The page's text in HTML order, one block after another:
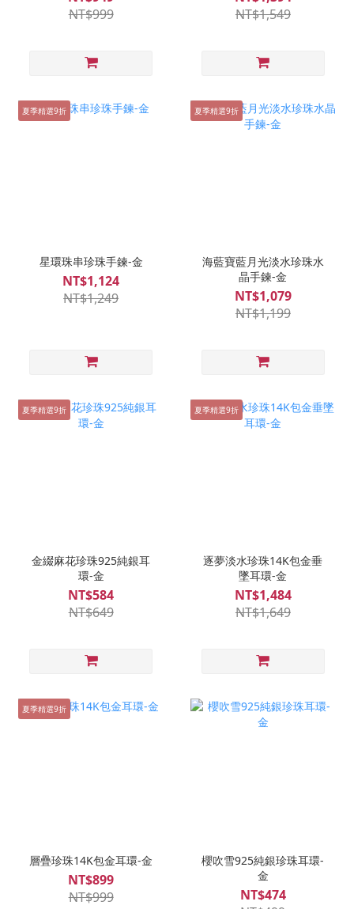
NT$999
NT$1,549
夏季精選9折
星環珠串珍珠手鍊-金
NT$1,124
NT$1,249
夏季精選9折
海藍寶藍月光淡水珍珠水
晶手鍊-金
NT$1,079
NT$1,199
夏季精選9折
金綴麻花珍珠925純銀耳
環-金
NT$584
NT$649
夏季精選9折
逐夢淡水珍珠14K包金垂
墜耳環-金
NT$1,484
NT$1,649
夏季精選9折
層疊珍珠14K包金耳環-金
NT$899
NT$999
櫻吹雪925純銀珍珠耳環-
金
NT$474